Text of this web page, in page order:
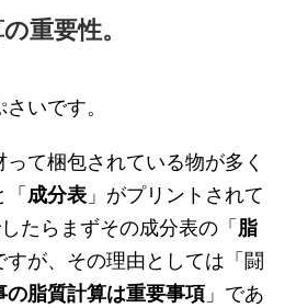
重要性。
いです。
て梱包されている物が多く
「成分表 」がプリントされて
たらまずその成分表の「脂
すが、その理由としては「闘
の脂質計算は重要事項 」であ